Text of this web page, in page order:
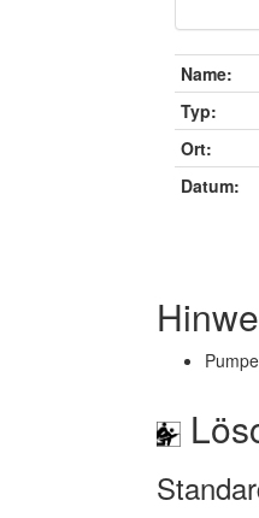
Name:
Typ:
Ort:
Datum: